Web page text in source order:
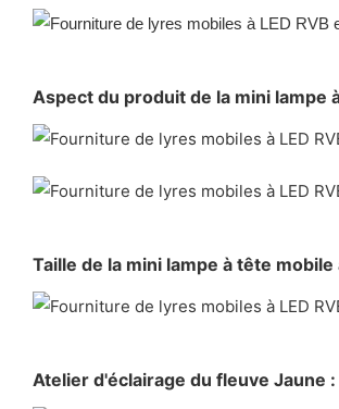
Aspect du produit de la mini lampe
Taille de la mini lampe à tête mobile
Atelier d'éclairage du fleuve Jaune :